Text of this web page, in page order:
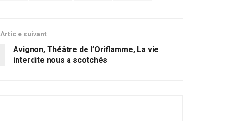
Article suivant
Avignon, Théâtre de l’Oriflamme, La vie
interdite nous a scotchés